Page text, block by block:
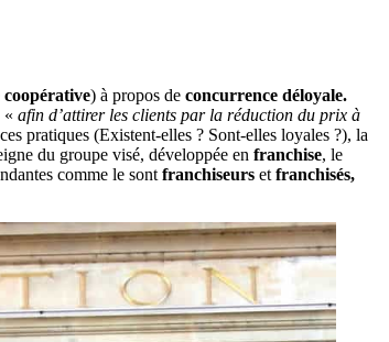
coopérative) à propos de concurrence déloyale.
« afin d’attirer les clients par la réduction du prix à
pratiques (Existent-elles ? Sont-elles loyales ?), la
du groupe visé, développée en franchise, le
comme le sont franchiseurs et franchisés,